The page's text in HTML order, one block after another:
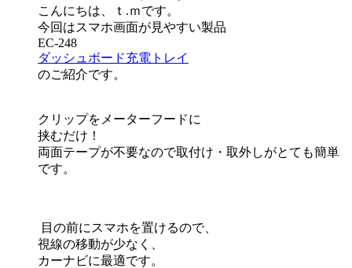
こんにちは、ｔ.ｍです。
今回はスマホ画面が見やすい製品
EC-248
ダッシュボード充電トレイ
のご紹介です。
クリップをメーターフードに
挟むだけ！
両面テープが不要なので取付け・取外しがとても簡単
です。
目の前にスマホを置けるので、
視線の移動が少なく、
カーナビに最適です。